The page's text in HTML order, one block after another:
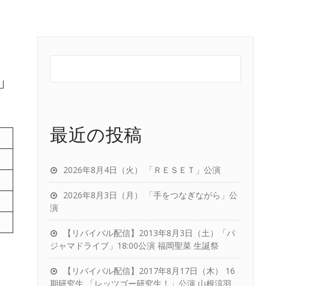
最近の投稿
2026年8月4日（火） 「ＲＥＳＥＴ」公演
2026年8月3日（月） 「手をつなぎながら」公
演
【リバイバル配信】2013年8月3日（土）「パ
ジャマドライブ」18:00公演 福岡聖菜 生誕祭
【リバイバル配信】2017年8月17日（木） 16
期研究生 「レッツゴー研究生！」公演 山根涼羽